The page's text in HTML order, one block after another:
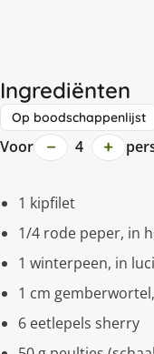
Ingrediënten
Op boodschappenlijst
Voor − 4 +
1 kipfilet
1/4 rode peper, in
1 winterpeen, in
1 cm
6 eetlepels sherry